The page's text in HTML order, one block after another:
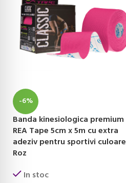
-6%
Banda kinesiologica premium
REA Tape 5cm x 5m cu extra
adeziv pentru sportivi culoare
Roz
In stoc